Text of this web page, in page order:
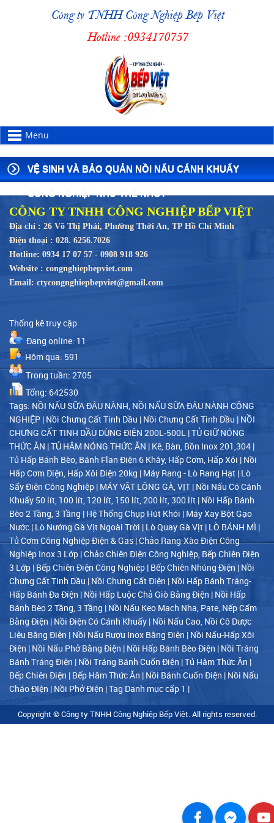
Công ty TNHH Công Nghiệp Bếp Việt
Hotline :0934170757
Menu
VỆ SINH VÀ BẢO QUẢN NỒI NẤU CÁNH KHUẤY
CÔNG NGHIỆP NHƯ THẾ NÀO?
CÔNG TY TNHH CÔNG NGHIỆP BẾP VIỆT
Địa chỉ : 26 Võ Thị Phải, Phường Thới An, TP Hồ Chí Minh
Điện thoại : 028. 6256.7026
Hotline: 0934 17 07 57 - 0908 918 926
Website : congnghiepbepviet.com
Email: ctycongnghiepbepviet@gmail.com
Thống kê truy cập
Đang online: 11
Hôm qua: 591
Trong tuần: 2705
Tổng: 642530
Tags: NỒI NẤU SỮA ĐẬU NÀNH, NỒI NẤU SỮA ĐẬU NÀNH CÔNG
NGHIỆP | Nồi Chưng Cất Tinh Dầu | Nồi Chưng Cất Tinh Dầu | NỒI
CHƯNG CẤT TINH DẦU DÙNG ĐIỆN 200L-500L |TỦ GIỮ NÓNG
THỨC ĂN |TỦ HÂM NÓNG THỨC ĂN | Kê, Bàn, Bồn Inox 201,304 |
Tủ Hấp Bánh Bèo, Bánh Flan Điện 6 Khây, Hấp Cơm, Hấp Xôi | Nồi
Hấp Cơm Điện, Hấp Xôi Điện 20kg | Máy Rang - Lò Rang Hạt | Lò
Sấy Điện Công Nghiệp | MÁY VẶT LÔNG GÀ, VỊT | Nồi Nấu Có Cánh
Khuấy 50 lít, 100 lít, 120 lít, 150 lít, 200 lít, 300 lít | Nồi Hấp Bánh
Bèo 2 Tầng, 3 Tầng | Hệ Thống Chụp Hút Khói | Máy Xay Bột Gạo
Nước | Lò Nướng Gà Vịt Ngoài Trời | Lò Quay Gà Vịt | LÒ BÁNH MÌ |
Tủ Cơm Công Nghiệp Điện & Gas|Chảo Rang-Xào Điện Công
Nghiệp Inox 3 Lớp |Chảo Chiên Điện Công Nghiệp, Bếp Chiên Điện
3 Lớp | Bếp Chiên Điện Công Nghiệp | Bếp Chiên Nhúng Điện | Nồi
Chưng Cất Tinh Dầu | Nồi Chưng Cất Điện | Nồi Hấp Bánh Tráng-
Hấp Bánh Đa Điện | Nồi Hấp Luộc Chả Giò Bằng Điện | Nồi Hấp
Bánh Bèo 2 Tầng, 3 Tầng | Nồi Nấu Kẹo Mạch Nha, Pate, Nếp Cẩm
Bằng Điện | Nồi Điện Có Cánh Khuấy | Nồi Nấu Cao, Nồi Cô Dược
Liệu Bằng Điện | Nồi Nấu Rượu Inox Bằng Điện | Nồi Nấu-Hấp Xôi
Điện | Nồi Nấu Phở Bằng Điện | Nồi Hấp Bánh Bèo Điện | Nồi Tráng
Bánh Tráng Điện | Nồi Tráng Bánh Cuốn Điện |Tủ Hâm Thức Ăn |
Bếp Chiên Điện | Bếp Hâm Thức Ăn | Nồi Bánh Cuốn Điện | Nồi Nấu
Cháo ĐIện | Nồi Phở Điện |Tag Danh mục cấp 1 |
Copyright © Công ty TNHH Công Nghiệp Bếp Việt. All rights reserved.